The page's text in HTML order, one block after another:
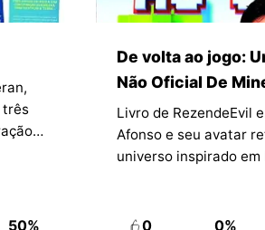
três
50%
De volta ao jogo:
Não Oficial De
Livro de RezendeEvil
Afonso e seu avatar
universo inspirado
0 0%